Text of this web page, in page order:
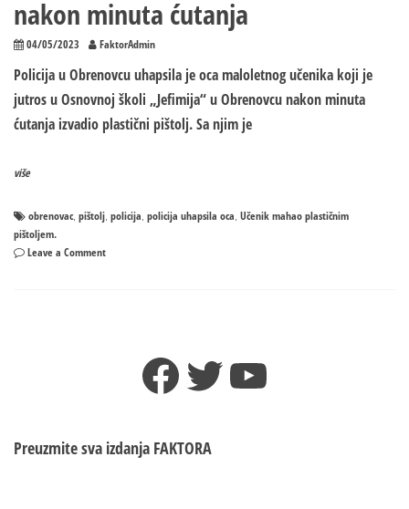
nakon minuta ćutanja
04/05/2023 FaktorAdmin
Policija u Obrenovcu uhapsila je oca maloletnog učenika koji je
jutros u Osnovnoj školi „Jefimija“ u Obrenovcu nakon minuta
ćutanja izvadio plastični pištolj. Sa njim je
više
obrenovac, pištolj, policija, policija uhapsila oca, Učenik mahao plastičnim
pištoljem.
Leave a Commenton
Obrenovca:
nakon
Facebook
TwitterYouTube
Preuzmite sva izdanja FAKTORA